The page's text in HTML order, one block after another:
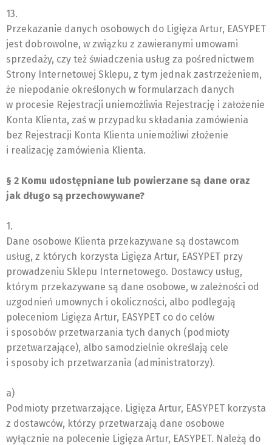
13.
Przekazanie danych osobowych do Ligięza Artur, EASYPET
jest dobrowolne, w związku z zawieranymi umowami
sprzedaży, czy też świadczenia usług za pośrednictwem
Strony Internetowej Sklepu, z tym jednak zastrzeżeniem,
że niepodanie określonych w formularzach danych
w procesie Rejestracji uniemożliwia Rejestrację i założenie
Konta Klienta, zaś w przypadku składania zamówienia
bez Rejestracji Konta Klienta uniemożliwi złożenie
i realizację zamówienia Klienta.
§ 2 Komu udostępniane lub powierzane są dane oraz
jak długo są przechowywane?
1.
Dane osobowe Klienta przekazywane są dostawcom
usług, z których korzysta Ligięza Artur, EASYPET przy
prowadzeniu Sklepu Internetowego. Dostawcy usług,
którym przekazywane są dane osobowe, w zależności od
uzgodnień umownych i okoliczności, albo podlegają
poleceniom Ligięza Artur, EASYPET co do celów
i sposobów przetwarzania tych danych (podmioty
przetwarzające), albo samodzielnie określają cele
i sposoby ich przetwarzania (administratorzy).
a)
Podmioty przetwarzające. Ligięza Artur, EASYPET korzysta
z dostawców, którzy przetwarzają dane osobowe
wyłącznie na polecenie Ligięza Artur, EASYPET. Należą do